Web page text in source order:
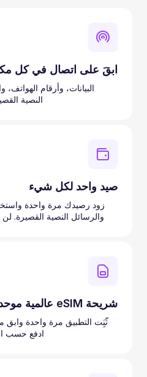
ابقَ على اتصال في كل
البيانات، وأرقام الهواتف،
النصية
صيد واحد لكل شيء
زود رصيدك مرة واحدة
والرسائل النصية القصيرة.
شريحة eSIM عالمية موحدة™
ادفع حسب